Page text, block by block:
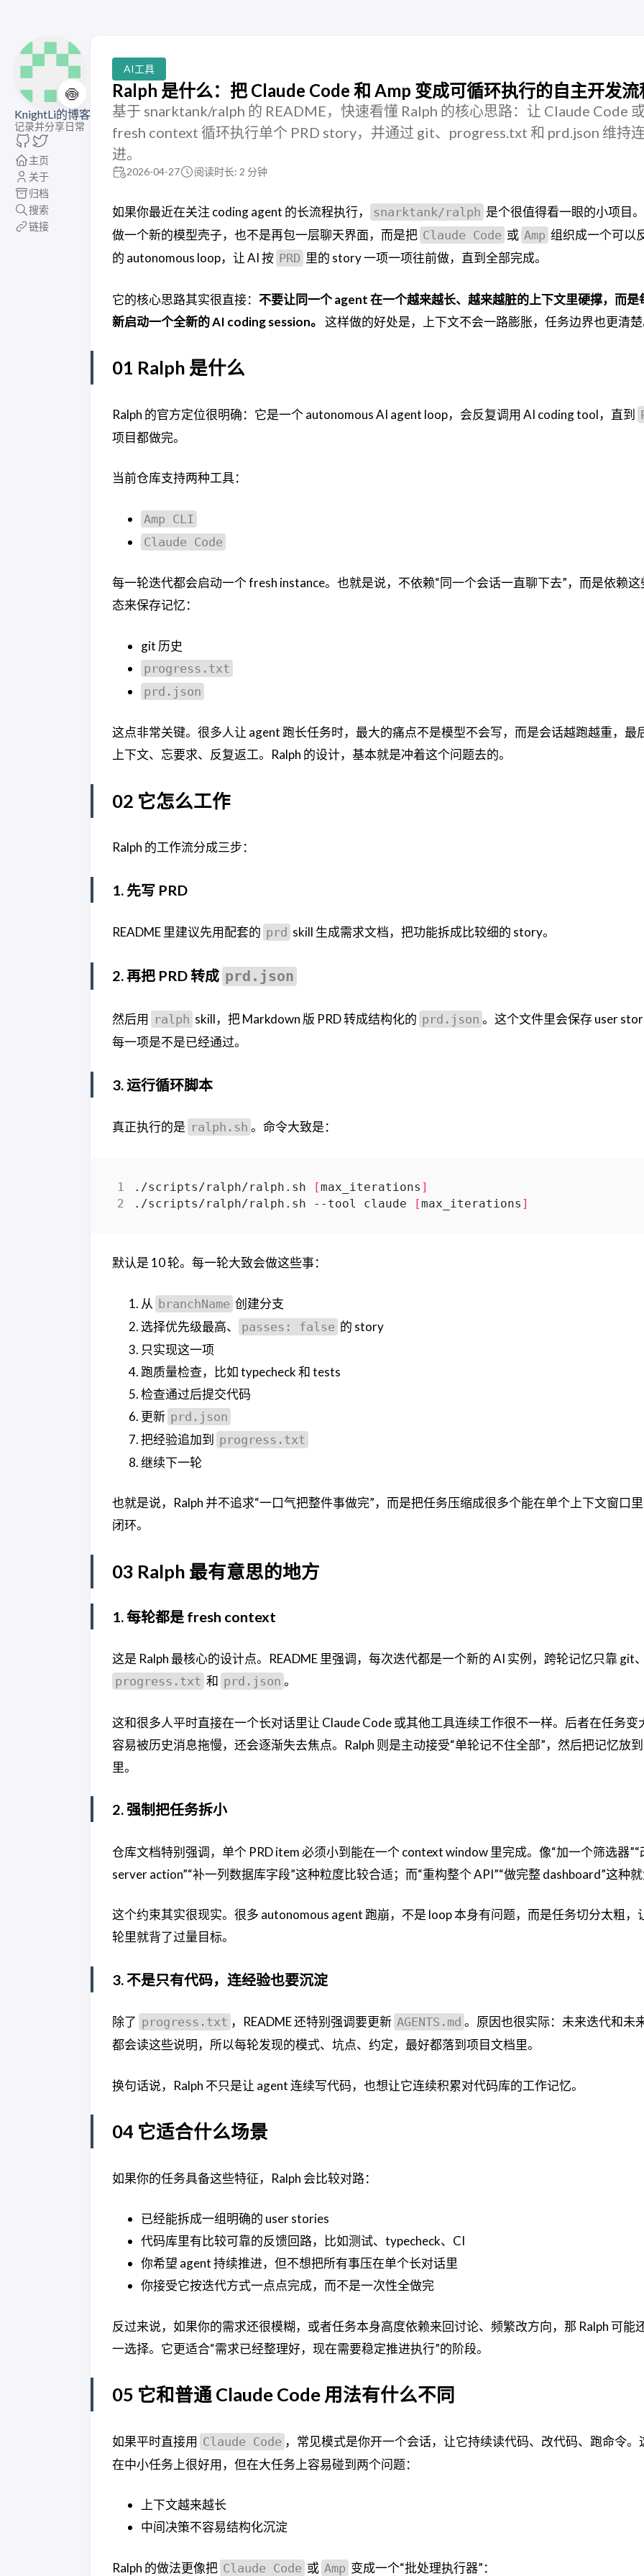
🍥
KnightLi的博客
记录并分享日常
主页
关于
归档
搜索
链接
AI工具
Ralph 是什么：把 Claude Code 和 Amp 变成可循环执行的自主开发流
基于 snarktank/ralph 的 README，快速看懂 Ralph 的核心思路：让 Claude Code
fresh context 循环执行单个 PRD story，并通过 git、progress.txt 和 prd.json 维持
进。
2026-04-27 阅读时长: 2 分钟
如果你最近在关注 coding agent 的长流程执行， snarktank/ralph 是个很值得看一眼的小项目
做一个新的模型壳子，也不是再包一层聊天界面，而是把 Claude Code 或 Amp 组织成一个可以
的 autonomous loop，让 AI 按 PRD 里的 story 一项一项往前做，直到全部完成。
它的核心思路其实很直接： 不要让同一个 agent 在一个越来越长、越来越脏的上下文里硬撑，而是
新启动一个全新的 AI coding session。
这样做的好处是，上下文不会一路膨胀，任务边界也更清
01 Ralph 是什么
Ralph 的官方定位很明确：它是一个 autonomous AI agent loop，会反复调用 AI coding tool，直到
项目都做完。
当前仓库支持两种工具：
Amp CLI
Claude Code
每一轮迭代都会启动一个 fresh instance。也就是说，不依赖“同一个会话一直聊下去”，而是依赖
态来保存记忆：
git 历史
progress.txt
prd.json
这点非常关键。很多人让 agent 跑长任务时，最大的痛点不是模型不会写，而是会话越跑越重，最
上下文、忘要求、反复返工。Ralph 的设计，基本就是冲着这个问题去的。
02 它怎么工作
Ralph 的工作流分成三步：
1. 先写 PRD
README 里建议先用配套的 prd skill 生成需求文档，把功能拆成比较细的 story。
2. 再把 PRD 转成 prd.json
然后用 ralph skill，把 Markdown 版 PRD 转成结构化的 prd.json 。这个文件里会保存 user
每一项是不是已经通过。
3. 运行循环脚本
真正执行的是 ralph.sh 。命令大致是：
./scripts/ralph/ralph.sh [max_iterations ]
./scripts/ralph/ralph.sh --tool claude
[max_iterations ]
默认是 10 轮。每一轮大致会做这些事：
从 branchName 创建分支
选择优先级最高、
passes: false 的 story
只实现这一项
跑质量检查，比如 typecheck 和 tests
检查通过后提交代码
更新 prd.json
把经验追加到 progress.txt
继续下一轮
也就是说，Ralph 并不追求“一口气把整件事做完”，而是把任务压缩成很多个能在单个上下文窗口
闭环。
03 Ralph 最有意思的地方
1. 每轮都是 fresh context
这是 Ralph 最核心的设计点。README 里强调，每次迭代都是一个新的 AI 实例，跨轮记忆只靠 git
progress.txt 和 prd.json 。
这和很多人平时直接在一个长对话里让 Claude Code 或其他工具连续工作很不一样。后者在任务变
容易被历史消息拖慢，还会逐渐失去焦点。Ralph 则是主动接受“单轮记不住全部”，然后把记忆放
里。
2. 强制把任务拆小
仓库文档特别强调，单个 PRD item 必须小到能在一个 context window 里完成。像“加一个筛选器”“
server action”“补一列数据库字段”这种粒度比较合适；而“重构整个 API”“做完整 dashboard”这种
这个约束其实很现实。很多 autonomous agent 跑崩，不是 loop 本身有问题，而是任务切分太粗，
轮里就背了过量目标。
3. 不是只有代码，连经验也要沉淀
除了 progress.txt ，README 还特别强调要更新 AGENTS.md 。原因也很实际：未来迭代和未
都会读这些说明，所以每轮发现的模式、坑点、约定，最好都落到项目文档里。
换句话说，Ralph 不只是让 agent 连续写代码，也想让它连续积累对代码库的工作记忆。
04 它适合什么场景
如果你的任务具备这些特征，Ralph 会比较对路：
已经能拆成一组明确的 user stories
代码库里有比较可靠的反馈回路，比如测试、typecheck、CI
你希望 agent 持续推进，但不想把所有事压在单个长对话里
你接受它按迭代方式一点点完成，而不是一次性全做完
反过来说，如果你的需求还很模糊，或者任务本身高度依赖来回讨论、频繁改方向，那 Ralph 可能
一选择。它更适合“需求已经整理好，现在需要稳定推进执行”的阶段。
05 它和普通 Claude Code 用法有什么不同
如果平时直接用 Claude Code ，常见模式是你开一个会话，让它持续读代码、改代码、跑命令。
在中小任务上很好用，但在大任务上容易碰到两个问题：
上下文越来越长
中间决策不容易结构化沉淀
Ralph 的做法更像把 Claude Code 或 Amp 变成一个“批处理执行器”：